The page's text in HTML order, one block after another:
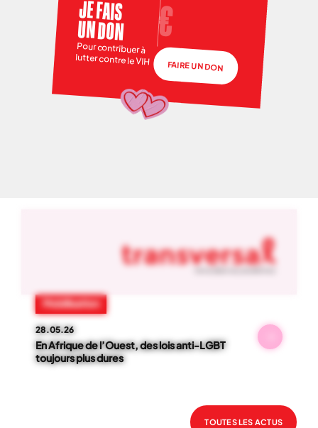
JE FAIS
UN DON
Pour contribuer à
lutter contre le VIH FAIRE UN DON
NOS ACTUS
Mobilisation
28.05.26
En Afrique de l’Ouest, des lois anti-LGBT
toujours plus dures
TOUTES LES ACTUS